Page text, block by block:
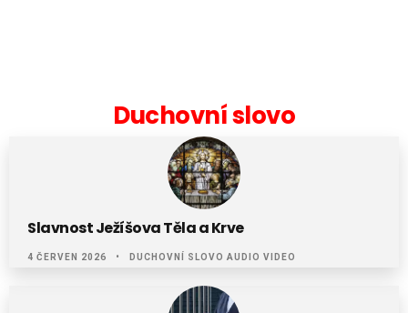
Duchovní slovo
Slavnost Ježíšova Těla a Krve
4 ČERVEN 2026 DUCHOVNÍ SLOVO AUDIO VIDEO